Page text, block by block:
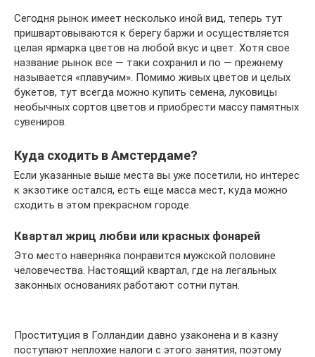
Сегодня рынок имеет несколько иной вид, теперь тут
пришвартовываются к берегу баржи и осуществляется
целая ярмарка цветов на любой вкус и цвет. Хотя свое
название рынок все — таки сохранил и по — прежнему
называется «плавучим». Помимо живых цветов и целых
букетов, тут всегда можно купить семена, луковицы
необычных сортов цветов и приобрести массу памятных
сувениров.
Куда сходить в Амстердаме?
Если указанные выше места вы уже посетили, но интерес
к экзотике остался, есть еще масса мест, куда можно
сходить в этом прекрасном городе.
Квартал жриц любви или красных фонарей
Это место наверняка понравится мужской половине
человечества. Настоящий квартал, где на легальных
законных основаниях работают сотни путан.
Проституция в Голландии давно узаконена и в казну
поступают неплохие налоги с этого занятия, поэтому